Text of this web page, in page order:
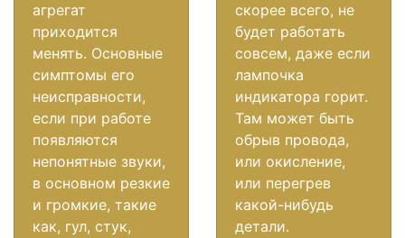
агрегат
приходится
менять. Основные
симптомы его
неисправности,
если при работе
появляются
непонятные звуки,
в основном резкие
и громкие, такие
как, гул, стук,
скорее всего, не
будет работать
совсем, даже если
лампочка
индикатора горит.
Там может быть
обрыв провода,
или окисление,
или перегрев
какой-нибудь
детали.